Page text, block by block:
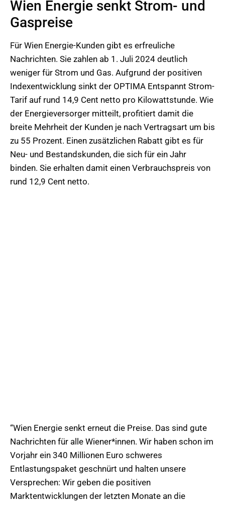
Wien Energie senkt Strom- und
Gaspreise
Für Wien Energie-Kunden gibt es erfreuliche
Nachrichten. Sie zahlen ab 1. Juli 2024 deutlich
weniger für Strom und Gas. Aufgrund der positiven
Indexentwicklung sinkt der OPTIMA Entspannt Strom-
Tarif auf rund 14,9 Cent netto pro Kilowattstunde. Wie
der Energieversorger mitteilt, profitiert damit die
breite Mehrheit der Kunden je nach Vertragsart um bis
zu 55 Prozent. Einen zusätzlichen Rabatt gibt es für
Neu- und Bestandskunden, die sich für ein Jahr
binden. Sie erhalten damit einen Verbrauchspreis von
rund 12,9 Cent netto.
“Wien Energie senkt erneut die Preise. Das sind gute
Nachrichten für alle Wiener*innen. Wir haben schon im
Vorjahr ein 340 Millionen Euro schweres
Entlastungspaket geschnürt und halten unsere
Versprechen: Wir geben die positiven
Marktentwicklungen der letzten Monate an die